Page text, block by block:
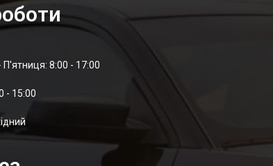
Довжина-60мм (BS-21-60-54)
П'ятниця: 8:00 - 17:00
- 15:00